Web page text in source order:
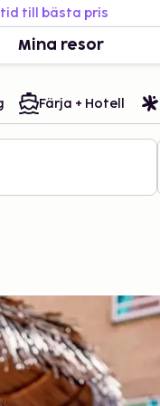
till bästa pris
Mina resor
Färja + Hotell